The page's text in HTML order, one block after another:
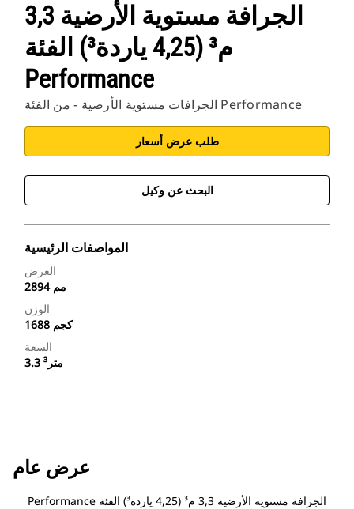
‏‫الجرافة مستوية الأرضية 3,3
م³ (4,25 ياردة³) الفئة
Performance
الجرافات مستوية الأرضية - من الفئة Performance
طلب عرض أسعار
البحث عن وكيل
المواصفات الرئيسية
العرض
2894 مم
الوزن
1688 كجم
السعة
3.3 متر³
عرض عام
‏‫الجرافة مستوية الأرضية 3,3 م³ (4,25 ياردة³) الفئة Performance